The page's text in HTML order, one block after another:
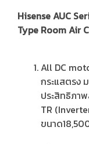
Hisense AUC
Type Room Air
All DC
กระแสตรง
ประสิทธิภา
TR
ขนาด